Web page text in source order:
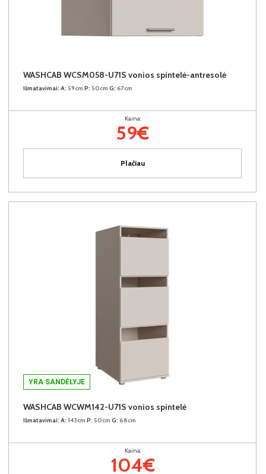
WASHCAB WCSM058-U71S vonios spintelė-antresolė
Išmatavimai: A: 59cm P: 50cm G: 67cm
Kaina:
59€
Plačiau
YRA SANDĖLYJE
WASHCAB WCWM142-U71S vonios spintelė
Išmatavimai: A: 143cm P: 50cm G: 68cm
Kaina:
104€